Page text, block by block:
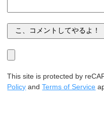
This site is protected by
Policy andTerms of Service